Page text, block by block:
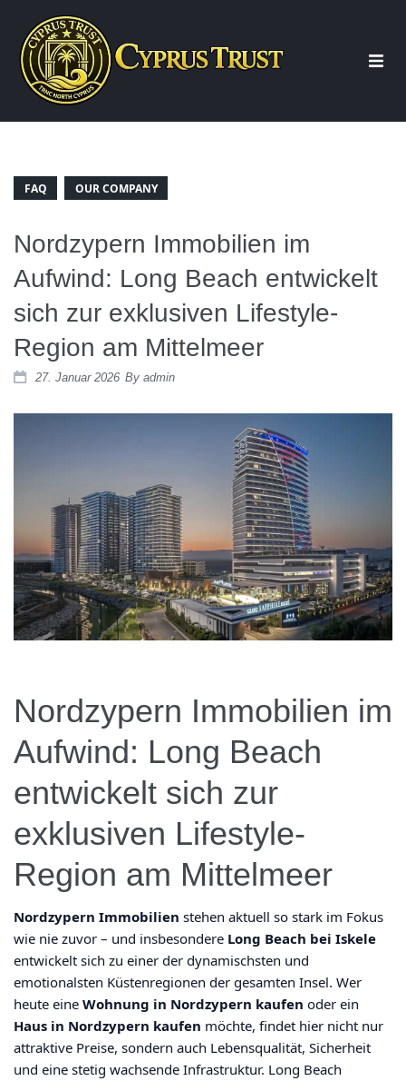
Beratung
Immobilien
News
Kontakt
FAQ OUR COMPANY
Nordzypern Immobilien im
Aufwind: Long Beach entwickelt
sich zur exklusiven Lifestyle-
Region am Mittelmeer
27. Januar 2026 By admin
Nordzypern Immobilien im
Aufwind: Long Beach
entwickelt sich zur
exklusiven Lifestyle-
Region am Mittelmeer
Nordzypern Immobilien stehen aktuell so stark im Fokus
wie nie zuvor – und insbesondere Long Beach bei Iskele
entwickelt sich zu einer der dynamischsten und
emotionalsten Küstenregionen der gesamten Insel. Wer
heute eine Wohnung in Nordzypern kaufen oder ein
Haus in Nordzypern kaufen möchte, findet hier nicht nur
attraktive Preise, sondern auch Lebensqualität, Sicherheit
und eine stetig wachsende Infrastruktur. Long Beach